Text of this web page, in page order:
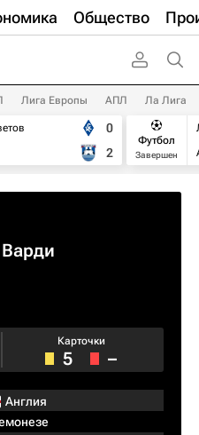
Общество
Лига Европы АПЛ Ла Лига
0
2
Футбол
Завершен
Карточки
5 –
Англия